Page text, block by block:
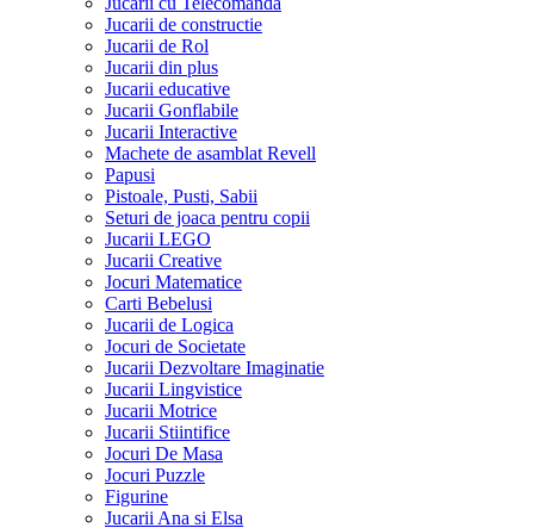
Jucarii de constructie
Jucarii de Rol
Jucarii din plus
Jucarii educative
Jucarii Gonflabile
Jucarii Interactive
Machete de asamblat Revell
Papusi
Pistoale, Pusti, Sabii
Seturi de joaca pentru copii
Jucarii LEGO
Jucarii Creative
Jocuri Matematice
Carti Bebelusi
Jucarii de Logica
Jocuri de Societate
Jucarii Dezvoltare Imaginatie
Jucarii Lingvistice
Jucarii Motrice
Jucarii Stiintifice
Jocuri De Masa
Jocuri Puzzle
Figurine
Jucarii Ana si Elsa